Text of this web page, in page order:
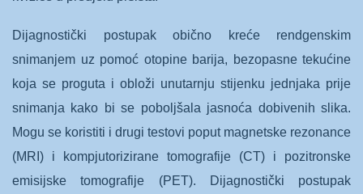
Dijagnostički postupak obično kreće rendgenskim
snimanjem uz pomoć otopine barija, bezopasne tekućine
koja se proguta i obloži unutarnju stijenku jednjaka prije
snimanja kako bi se poboljšala jasnoća dobivenih slika.
Mogu se koristiti i drugi testovi poput magnetske rezonance
(MRI) i kompjutorizirane tomografije (CT) i pozitronske
emisijske tomografije (PET). Dijagnostički postupak